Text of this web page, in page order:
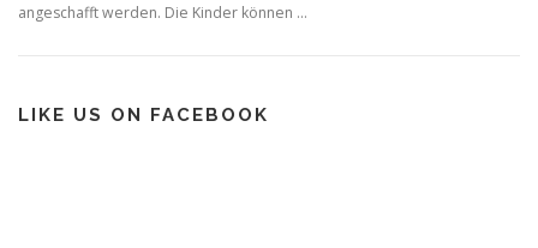
angeschafft werden. Die Kinder können …
LIKE US ON FACEBOOK